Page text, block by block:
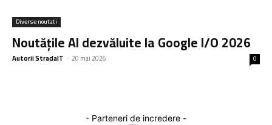
Diverse noutati
Noutățile AI dezvăluite la Google I/O 2026
Autorii StradaIT - 20 mai 2026 0
- Parteneri de incredere -